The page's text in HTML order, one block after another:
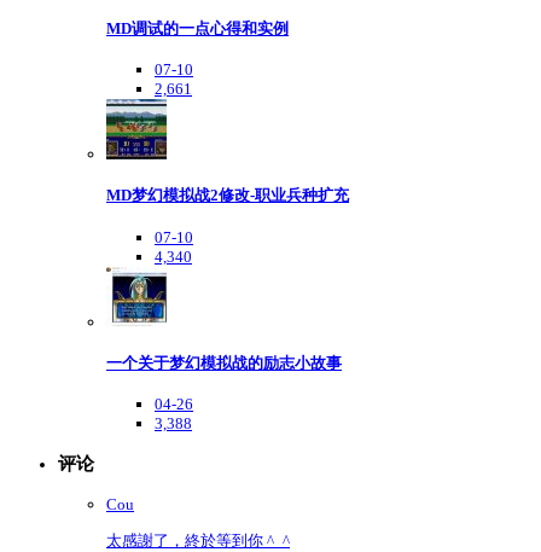
MD调试的一点心得和实例
07-10
2,661
MD梦幻模拟战2修改-职业兵种扩充
07-10
4,340
一个关于梦幻模拟战的励志小故事
04-26
3,388
评论
Cou
太感謝了，終於等到你 ^_^